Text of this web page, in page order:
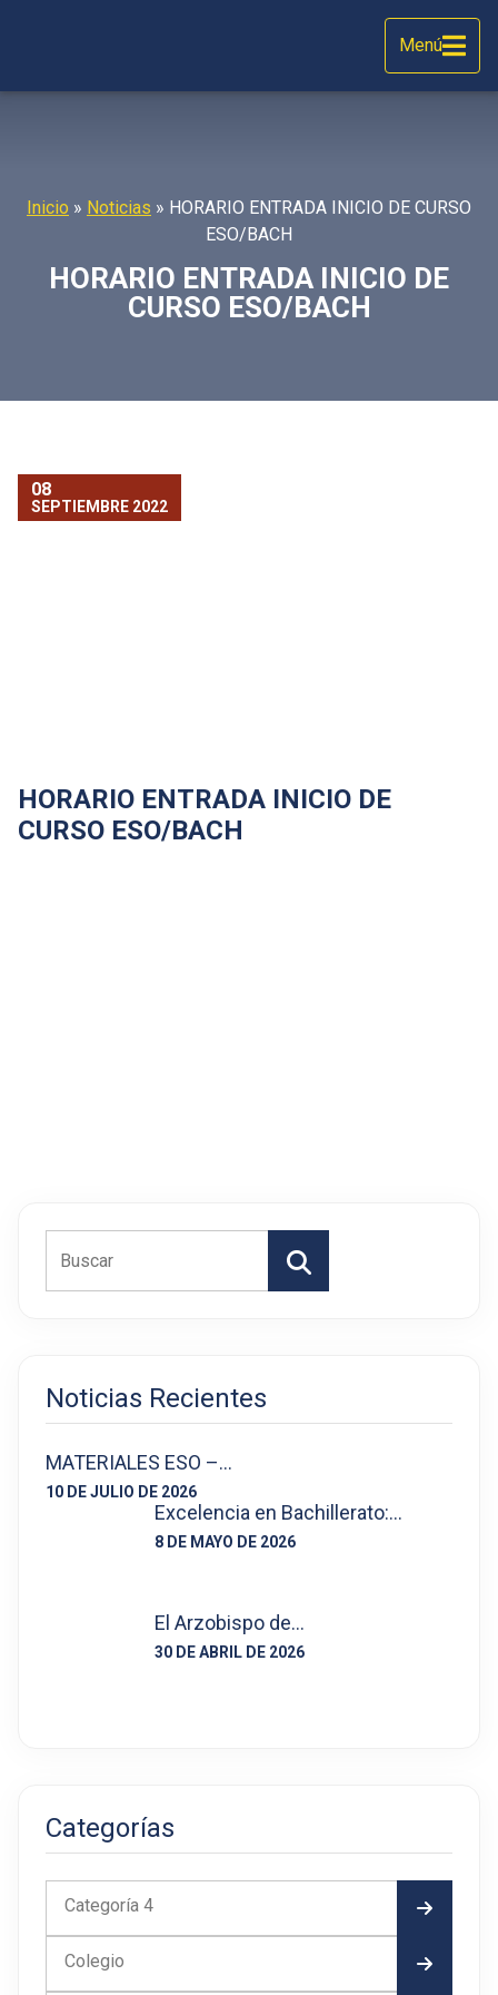
Menú
Inicio » Noticias » HORARIO ENTRADA INICIO DE CURSO
ESO/BACH
HORARIO ENTRADA INICIO DE
CURSO ESO/BACH
08
SEPTIEMBRE 2022
HORARIO ENTRADA INICIO DE
CURSO ESO/BACH
Buscar
Noticias Recientes
MATERIALES ESO –…
10 DE JULIO DE 2026
Excelencia en Bachillerato:…
8 DE MAYO DE 2026
El Arzobispo de…
30 DE ABRIL DE 2026
Categorías
Categoría 4
Colegio